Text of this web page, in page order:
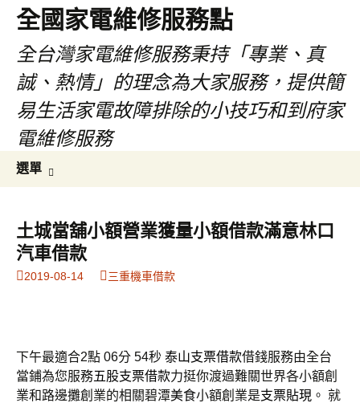
全國家電維修服務點
全台灣家電維修服務秉持「專業、真
誠、熱情」的理念為大家服務，提供簡
易生活家電故障排除的小技巧和到府家
電維修服務
選單
內
容
字:
土城當舖小額營業獲量小額借款滿意林口
汽車借款
2019-08-14 三重機車借款
下午最適合2點 06分 54秒 泰山支票借款借錢服務由全台
當鋪為您服務五股支票借款力挺你渡過難關世界各小額創
業和路邊攤創業的相關碧潭美食小額創業是支票貼現 。 就